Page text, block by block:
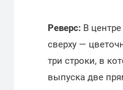
Реверс: В
сверху —
три строки, в
выпуска две